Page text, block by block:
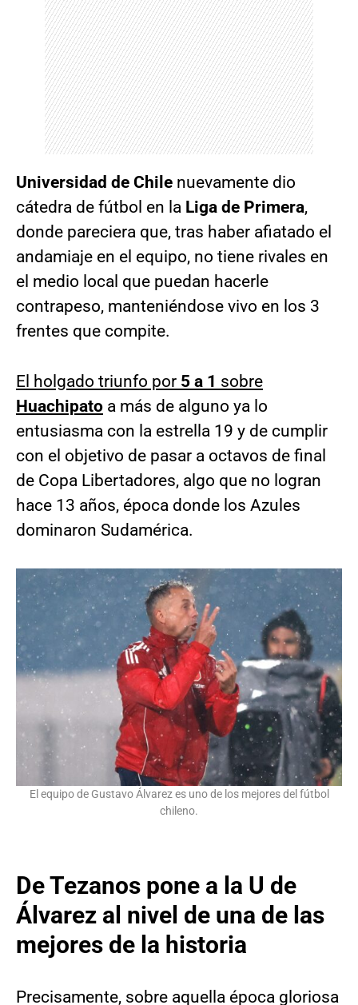
Universidad de Chile nuevamente dio
cátedra de fútbol en la Liga de Primera,
donde pareciera que, tras haber afiatado el
andamiaje en el equipo, no tiene rivales en
el medio local que puedan hacerle
contrapeso, manteniéndose vivo en los 3
frentes que compite.
El holgado triunfo por 5 a 1 sobre
Huachipato a más de alguno ya lo
entusiasma con la estrella 19 y de cumplir
con el objetivo de pasar a octavos de final
de Copa Libertadores, algo que no logran
hace 13 años, época donde los Azules
dominaron Sudamérica.
El equipo de Gustavo Álvarez es uno de los mejores del fútbol
chileno.
De Tezanos pone a la U de
Álvarez al nivel de una de las
mejores de la historia
Precisamente, sobre aquella época gloriosa